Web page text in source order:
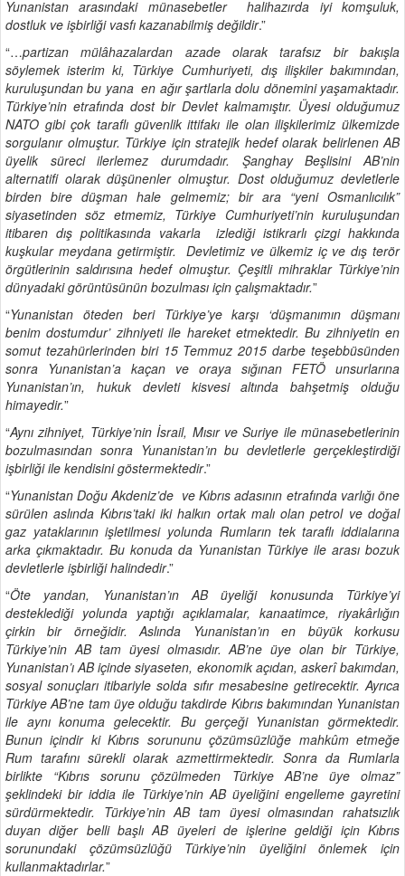
Yunanistan arasındaki münasebetler halihazırda iyi komşuluk,
dostluk ve işbirliği vasfı kazanabilmiş değildir.”
“…partizan mülâhazalardan azade olarak tarafsız bir bakışla
söylemek isterim ki, Türkiye Cumhuriyeti, dış ilişkiler bakımından,
kuruluşundan bu yana en ağır şartlarla dolu dönemini yaşamaktadır.
Türkiye’nin etrafında dost bir Devlet kalmamıştır. Üyesi olduğumuz
NATO gibi çok taraflı güvenlik ittifakı ile olan ilişkilerimiz ülkemizde
sorgulanır olmuştur. Türkiye için stratejik hedef olarak belirlenen AB
üyelik süreci ilerlemez durumdadır. Şanghay Beşlisini AB’nin
alternatifi olarak düşünenler olmuştur. Dost olduğumuz devletlerle
birden bire düşman hale gelmemiz; bir ara “yeni Osmanlıcılık”
siyasetinden söz etmemiz, Türkiye Cumhuriyeti’nin kuruluşundan
itibaren dış politikasında vakarla izlediği istikrarlı çizgi hakkında
kuşkular meydana getirmiştir. Devletimiz ve ülkemiz iç ve dış terör
örgütlerinin saldırısına hedef olmuştur. Çeşitli mihraklar Türkiye’nin
dünyadaki görüntüsünün bozulması için çalışmaktadır.”
“Yunanistan öteden beri Türkiye’ye karşı ‘düşmanımın düşmanı
benim dostumdur’ zihniyeti ile hareket etmektedir. Bu zihniyetin en
somut tezahürlerinden biri 15 Temmuz 2015 darbe teşebbüsünden
sonra Yunanistan’a kaçan ve oraya sığınan FETÖ unsurlarına
Yunanistan’ın, hukuk devleti kisvesi altında bahşetmiş olduğu
himayedir.”
“Aynı zihniyet, Türkiye’nin İsrail, Mısır ve Suriye ile münasebetlerinin
bozulmasından sonra Yunanistan’ın bu devletlerle gerçekleştirdiği
işbirliği ile kendisini göstermektedir.”
“Yunanistan Doğu Akdeniz’de ve Kıbrıs adasının etrafında varlığı öne
sürülen aslında Kıbrıs’taki iki halkın ortak malı olan petrol ve doğal
gaz yataklarının işletilmesi yolunda Rumların tek taraflı iddialarına
arka çıkmaktadır. Bu konuda da Yunanistan Türkiye ile arası bozuk
devletlerle işbirliği halindedir.”
“Öte yandan, Yunanistan’ın AB üyeliği konusunda Türkiye’yi
desteklediği yolunda yaptığı açıklamalar, kanaatimce, riyakârlığın
çirkin bir örneğidir. Aslında Yunanistan’ın en büyük korkusu
Türkiye’nin AB tam üyesi olmasıdır. AB’ne üye olan bir Türkiye,
Yunanistan’ı AB içinde siyaseten, ekonomik açıdan, askerî bakımdan,
sosyal sonuçları itibariyle solda sıfır mesabesine getirecektir. Ayrıca
Türkiye AB’ne tam üye olduğu takdirde Kıbrıs bakımından Yunanistan
ile aynı konuma gelecektir. Bu gerçeği Yunanistan görmektedir.
Bunun içindir ki Kıbrıs sorununu çözümsüzlüğe mahkûm etmeğe
Rum tarafını sürekli olarak azmettirmektedir. Sonra da Rumlarla
birlikte “Kıbrıs sorunu çözülmeden Türkiye AB’ne üye olmaz”
şeklindeki bir iddia ile Türkiye’nin AB üyeliğini engelleme gayretini
sürdürmektedir. Türkiye’nin AB tam üyesi olmasından rahatsızlık
duyan diğer belli başlı AB üyeleri de işlerine geldiği için Kıbrıs
sorunundaki çözümsüzlüğü Türkiye’nin üyeliğini önlemek için
kullanmaktadırlar.”